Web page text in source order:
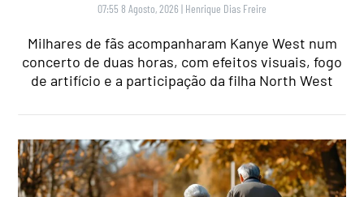
07:55 8 Agosto, 2026 | Henrique Dias Freire
Milhares de fãs acompanharam Kanye West num
concerto de duas horas, com efeitos visuais, fogo
de artifício e a participação da filha North West